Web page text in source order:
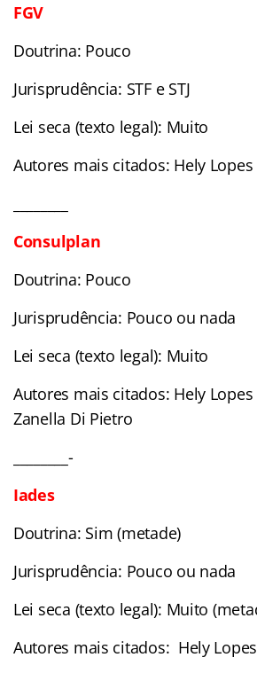
FGV
Doutrina: Pouco
Jurisprudência: STF e STJ
Lei seca (texto legal): Muito
Autores mais citados: Hely Lopes
Consulplan
Doutrina: Pouco
Jurisprudência: Pouco ou nada
Lei seca (texto legal): Muito
Autores mais citados: Hely
Zanella Di Pietro
________-
Iades
Doutrina: Sim (metade)
Jurisprudência: Pouco ou nada
Lei seca (texto legal): Muito
Autores mais citados: Hely